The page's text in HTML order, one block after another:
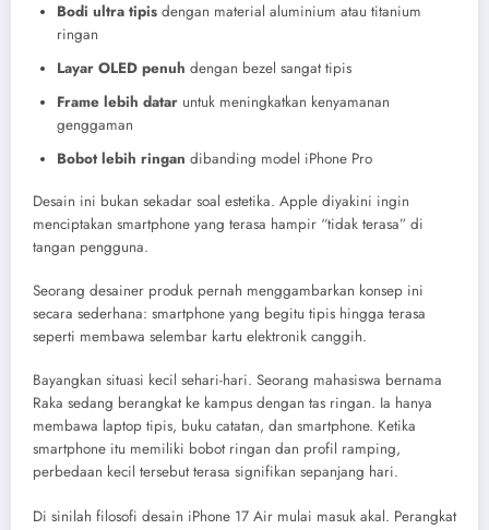
Bodi ultra tipis dengan material aluminium atau titanium
ringan
Layar OLED penuh dengan bezel sangat tipis
Frame lebih datar untuk meningkatkan kenyamanan
genggaman
Bobot lebih ringan dibanding model iPhone Pro
Desain ini bukan sekadar soal estetika. Apple diyakini ingin
menciptakan smartphone yang terasa hampir “tidak terasa” di
tangan pengguna.
Seorang desainer produk pernah menggambarkan konsep ini
secara sederhana: smartphone yang begitu tipis hingga terasa
seperti membawa selembar kartu elektronik canggih.
Bayangkan situasi kecil sehari-hari. Seorang mahasiswa bernama
Raka sedang berangkat ke kampus dengan tas ringan. Ia hanya
membawa laptop tipis, buku catatan, dan smartphone. Ketika
smartphone itu memiliki bobot ringan dan profil ramping,
perbedaan kecil tersebut terasa signifikan sepanjang hari.
Di sinilah filosofi desain iPhone 17 Air mulai masuk akal. Perangkat